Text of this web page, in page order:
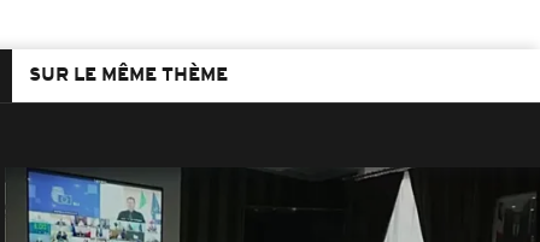
SUR LE MÊME THÈME